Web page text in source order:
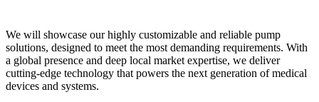
We will showcase our highly customizable and reliable pump
solutions, designed to meet the most demanding requirements. With
a global presence and deep local market expertise, we deliver
cutting-edge technology that powers the next generation of medical
devices and systems.